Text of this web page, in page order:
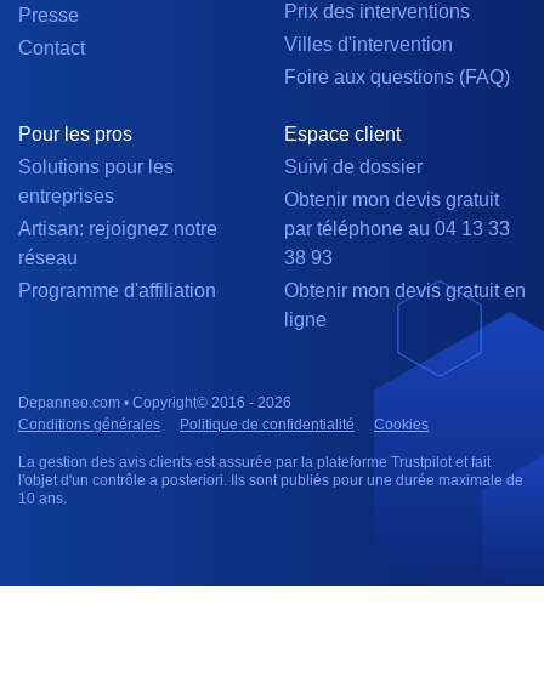
Presse
Contact
Prix des interventions
Villes d'intervention
Foire aux questions (FAQ)
Pour les pros
Solutions pour les
entreprises
Artisan: rejoignez notre
réseau
Programme d'affiliation
Espace client
Suivi de dossier
Obtenir mon devis gratuit
par téléphone au 04 13 33
38 93
Obtenir mon devis gratuit en
ligne
Depanneo.com • Copyright© 2016 - 2026
Conditions générales
Politique de confidentialité Cookies
La gestion des avis clients est assurée par la plateforme Trustpilot et fait
l'objet d'un contrôle a posteriori. Ils sont publiés pour une durée maximale de
10 ans.